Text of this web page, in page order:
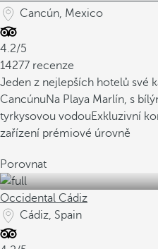
Cancún, Mexico
4.2/5
14277 recenze
Jeden z nejlepších hotelů své
CancúnuNa Playa Marlín, s
tyrkysovou vodouExkluzivní
zařízení prémiové úrovně
Porovnat
Occidental Cádiz
Cádiz, Spain